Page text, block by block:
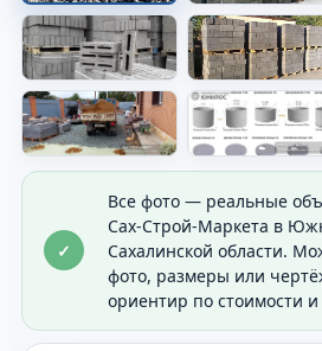
Материалы для
Видно материал, который
работе.
✓
Все фото — реальные
Сах-Строй-Маркета в
Сахалинской области.
фото, размеры или
ориентир по стоимости